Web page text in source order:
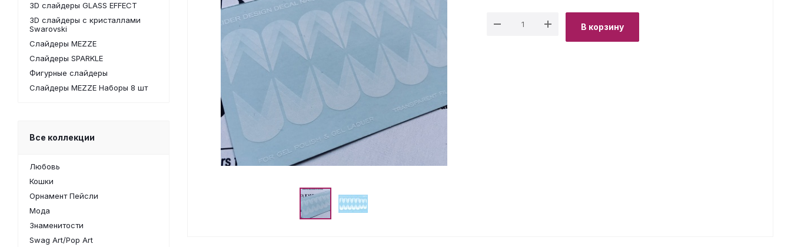
В корзину
3D слайдеры GLASS EFFECT
3D слайдеры с кристаллами
Swarovski
Слайдеры MEZZE
Слайдеры SPARKLE
Фигурные слайдеры
Слайдеры MEZZE Наборы 8 шт
Все коллекции
Любовь
Кошки
Орнамент Пейсли
Мода
Знаменитости
Swag Art/Pop Art